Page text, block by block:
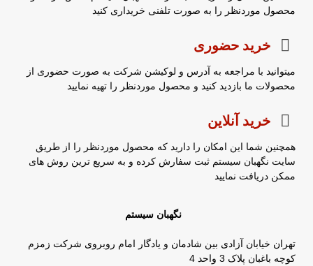
محصول موردنظر را به صورت تلفنی خریداری کنید
خرید حضوری
میتوانید با مراجعه به آدرس و لوکیشن شرکت به صورت حضوری از
محصولات ما بازدید کنید و محصول موردنظر را تهیه نمایید
خرید آنلاین
همچنین شما این امکان را دارید که محصول موردنظر را از طریق
سایت نگهبان سیستم ثبت سفارش کرده و به سریع ترین روش های
ممکن دریافت نمایید
نگهبان سیستم
تهران خیابان آزادی بین شادمان و یادگار امام روبروی شرکت زمزم
کوچه باغبان پلاک 3 واحد 4